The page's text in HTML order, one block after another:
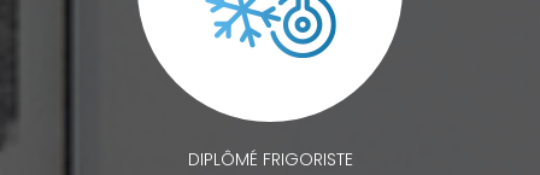
DIPLÔMÉ FRIGORISTE